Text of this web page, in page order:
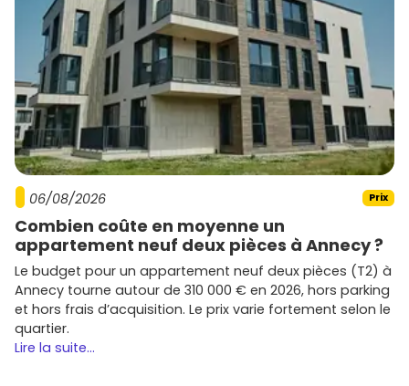
06/08/2026 Prix
Combien coûte en moyenne un
appartement neuf deux pièces à Annecy ?
Le budget pour un appartement neuf deux pièces (T2) à
Annecy tourne autour de 310 000 € en 2026, hors parking
et hors frais d’acquisition. Le prix varie fortement selon le
quartier.
Lire la suite...